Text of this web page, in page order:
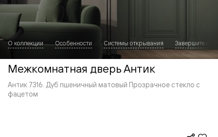
О коллекции Особенности Системы открывания Завершите
Межкомнатная дверь Антик
Антик 7316. Дуб пшеничный матовый Прозрачное стекло с
фацетом